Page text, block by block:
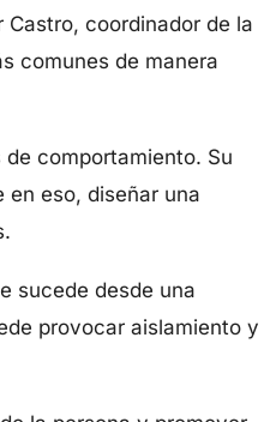
coordinador de la
comunes de manera
comportamiento. Su
eso, diseñar una
sucede desde una
provocar aislamiento y